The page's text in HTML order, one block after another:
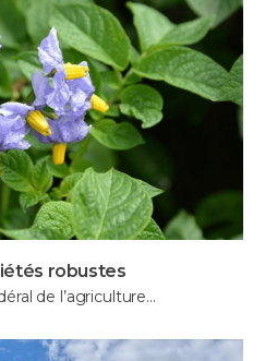
robustes
de l’agriculture…